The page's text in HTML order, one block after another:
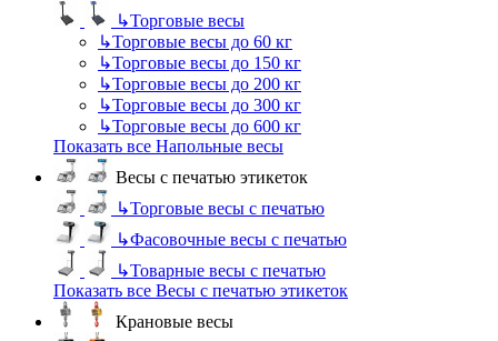
↳Торговые весы
↳Торговые весы до 60 кг
↳Торговые весы до 150 кг
↳Торговые весы до 200 кг
↳Торговые весы до 300 кг
↳Торговые весы до 600 кг
Показать все Напольные весы
Весы с печатью этикеток
↳Торговые весы с печатью
↳Фасовочные весы с печатью
↳Товарные весы с печатью
Показать все Весы с печатью этикеток
Крановые весы